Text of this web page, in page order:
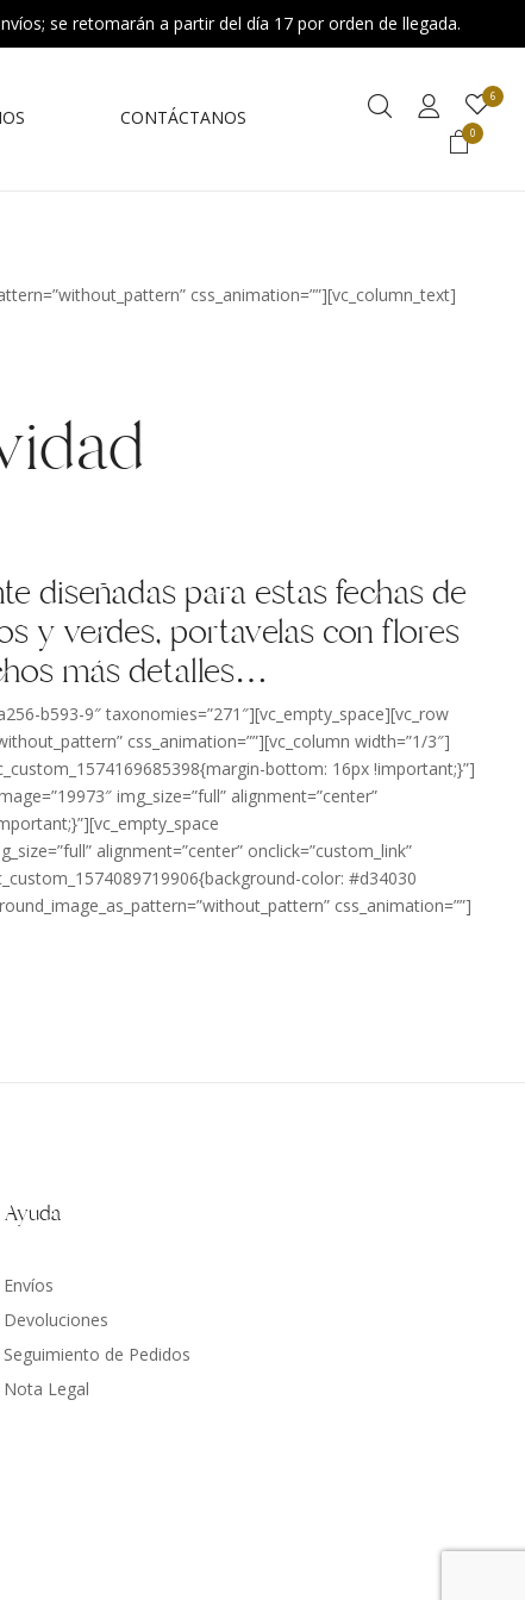
se retomarán a partir del día 17 por orden de llegada.
CONTÁCTANOS
6
0
css_animation=””][vc_column_text]
diseñadas para estas fechas de
y verdes, portavelas con flores
más detalles…
b593-9″ taxonomies=”271″][vc_empty_space][vc_row
css_animation=””][vc_column width=”1/3″]
bottom: 16px !important;}”]
img_size=”full” alignment=”center”
alignment=”center” onclick=”custom_link”
color: #d34030
css_animation=””]
Ayuda
Envíos
Devoluciones
Seguimiento de Pedidos
Nota Legal